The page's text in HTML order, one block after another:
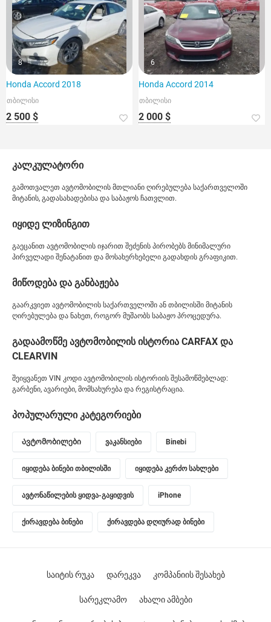
8
Honda Accord 2018
თბილისი
2 500 $
6
Honda Accord 2014
თბილისი
2 000 $
კალკულატორი
გამოთვალეთ ავტომობილის მთლიანი ღირებულება საქართველოში
მიტანის, გადასახადებისა და საბაჟოს ჩათვლით.
იყიდე ლიზინგით
გაეცანით ავტომობილის იჯარით შეძენის პირობებს მინიმალური
პირველადი შენატანით და მოსახერხებელი გადახდის გრაფიკით.
მიწოდება და განბაჟება
გაარკვიეთ ავტომობილის საქართველოში ან თბილისში მიტანის
ღირებულება და ნახეთ, როგორ მუშაობს საბაჟო პროცედურა.
გადაამოწმე ავტომობილის ისტორია CARFAX და
CLEARVIN
შეიყვანეთ VIN კოდი ავტომობილის ისტორიის შესამოწმებლად:
გარბენი, ავარიები, მომსახურება და რეგისტრაცია.
პოპულარული კატეგორიები
Ავტომობილები ვაკანსიები Binebi
იყიდება ბინები თბილისში იყიდება კერძო სახლები
ავტონაწილების ყიდვა-გაყიდვის iPhone
ქირავდება ბინები ქირავდება დღიურად ბინები
საიტის რუკა დარეკვა კომპანიის შესახებ
სარეკლამო ახალი ამბები